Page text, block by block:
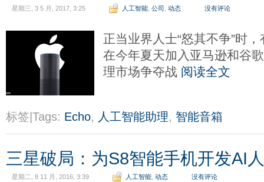
星期三, 3 5 月, 2017, 3:25 人工智能 公司 动态 没有评论
正当业界人士“怒其不争”时
在今年夏天加入亚马逊和谷
理市场争夺战 阅读全文
标签|Tags: Echo, 人工智能助理, 智能音箱
三星破局：为S8智能手机开发AI
星期二, 8 11 月, 2016, 3:39 人工智能 动态 没有评论